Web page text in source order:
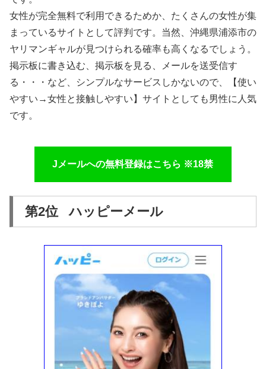
女性が完全無料で利用できるためか、たくさんの女性が集
まっているサイトとして評判です。当然、沖縄県浦添市の
ヤリマンギャルが見つけられる確率も高くなるでしょう。
掲示板に書き込む、掲示板を見る、メールを送受信す
る・・・など、シンプルなサービスしかないので、【使い
やすい→女性と接触しやすい】サイトとしても男性に人気
です。
Jメールへの無料登録はこちら ※18禁
第2位 ハッピーメール